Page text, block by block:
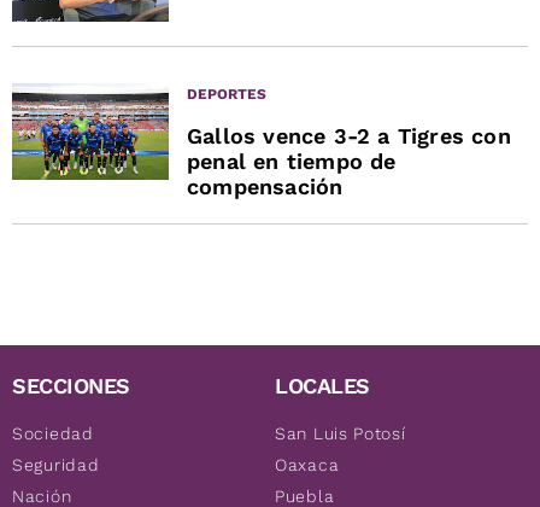
DEPORTES
Gallos vence 3-2 a Tigres con
penal en tiempo de
compensación
SECCIONES
Sociedad
Seguridad
Nación
LOCALES
San Luis Potosí
Oaxaca
Puebla